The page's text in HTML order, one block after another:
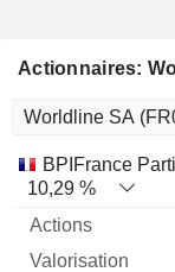
Actionnaires:
Nom Actions %
BPIFrance
10,29 %